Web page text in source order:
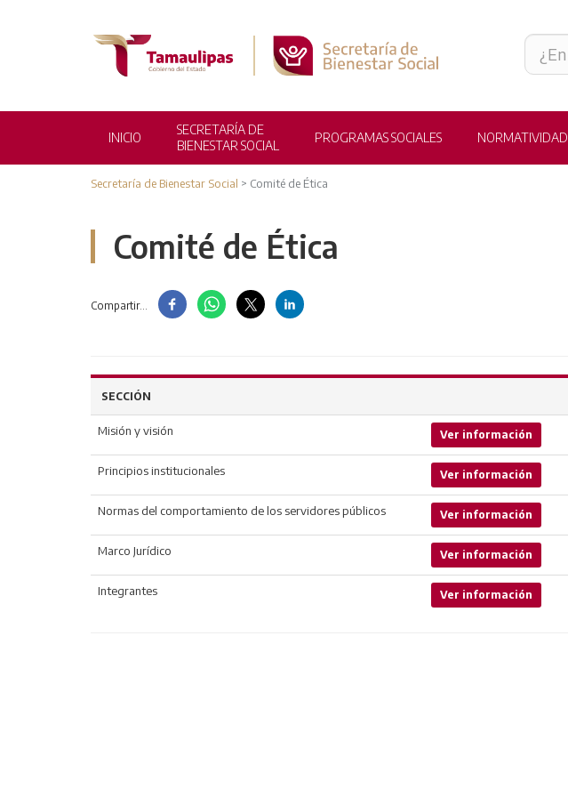
INICIO
SECRETARÍA DE
BIENESTAR SOCIAL
PROGRAMAS SOCIALES NORMATIVIDAD
Secretaría de Bienestar Social > Comité de Ética
Comité de Ética
Compartir...
SECCIÓN
Misión y visión Ver información
Principios institucionales Ver información
Normas del comportamiento de los servidores públicos Ver información
Marco Jurídico Ver información
Integrantes Ver información